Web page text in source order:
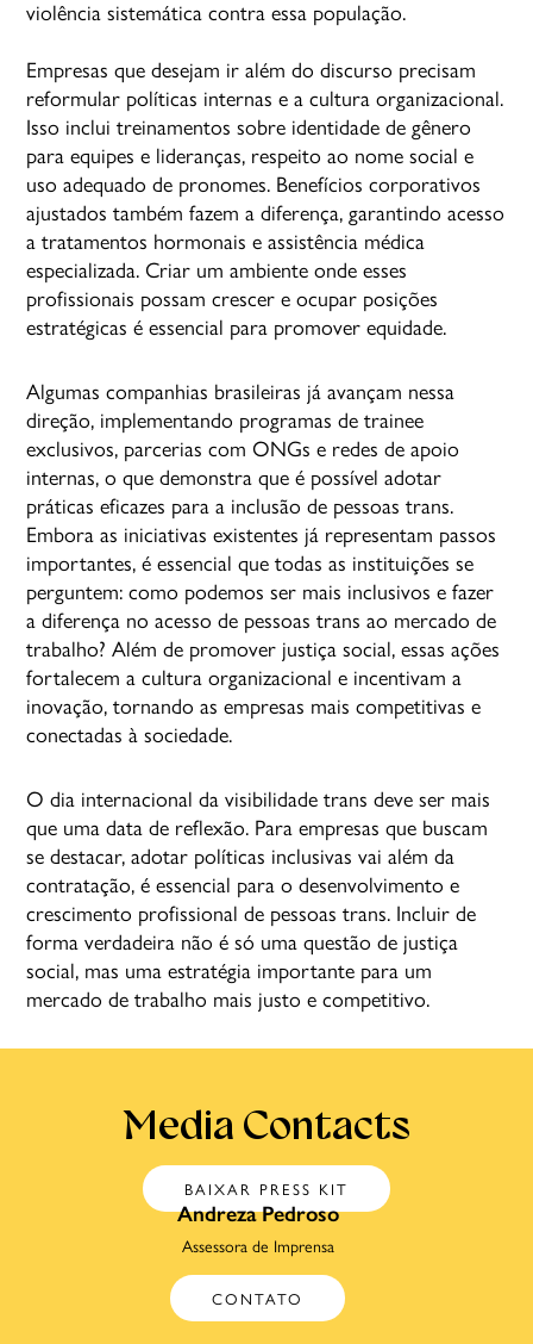
violência sistemática contra essa população.
Empresas que desejam ir além do discurso precisam
reformular políticas internas e a cultura organizacional.
Isso inclui treinamentos sobre identidade de gênero
para equipes e lideranças, respeito ao nome social e
uso adequado de pronomes. Benefícios corporativos
ajustados também fazem a diferença, garantindo acesso
a tratamentos hormonais e assistência médica
especializada. Criar um ambiente onde esses
profissionais possam crescer e ocupar posições
estratégicas é essencial para promover equidade.
Algumas companhias brasileiras já avançam nessa
direção, implementando programas de trainee
exclusivos, parcerias com ONGs e redes de apoio
internas, o que demonstra que é possível adotar
práticas eficazes para a inclusão de pessoas trans.
Embora as iniciativas existentes já representam passos
importantes, é essencial que todas as instituições se
perguntem: como podemos ser mais inclusivos e fazer
a diferença no acesso de pessoas trans ao mercado de
trabalho? Além de promover justiça social, essas ações
fortalecem a cultura organizacional e incentivam a
inovação, tornando as empresas mais competitivas e
conectadas à sociedade.
O dia internacional da visibilidade trans deve ser mais
que uma data de reflexão. Para empresas que buscam
se destacar, adotar políticas inclusivas vai além da
contratação, é essencial para o desenvolvimento e
crescimento profissional de pessoas trans. Incluir de
forma verdadeira não é só uma questão de justiça
social, mas uma estratégia importante para um
mercado de trabalho mais justo e competitivo.
Media Contacts
BAIXAR PRESS KIT
Andreza Pedroso
Assessora de Imprensa
CONTATO